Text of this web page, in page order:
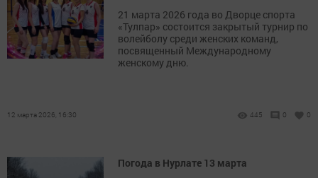
21 марта 2026 года во Дворце спорта
«Тулпар» состоится закрытый турнир по
волейболу среди женских команд,
посвященный Международному
женскому дню.
12 марта 2026, 16:30 445 0 0
Погода в Нурлате 13 марта